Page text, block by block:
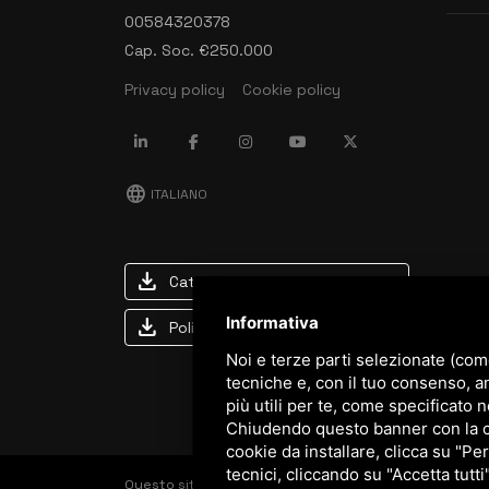
00584320378
Cap. Soc. €250.000
Privacy policy
Cookie policy
language ITALIANO
download Catalogo Stima
download Politica qualità e sicurezza
Questo sito è protetto da Google reCAPTCHA v3,
Informativa
Noi e terze parti selezionate
tecniche e, con il tuo consenso,
più utili per te, come specificato
Chiudendo questo banner con la
cookie da installare, clicca su
tecnici, cliccando su "Accetta